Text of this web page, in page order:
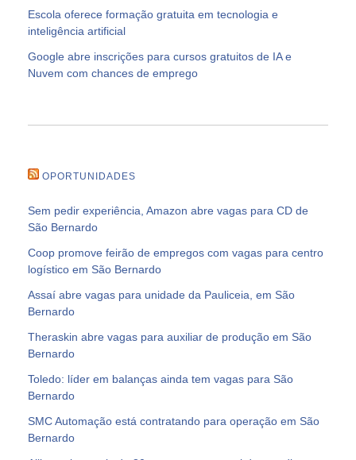
Escola oferece formação gratuita em tecnologia e
inteligência artificial
Google abre inscrições para cursos gratuitos de IA e
Nuvem com chances de emprego
OPORTUNIDADES
Sem pedir experiência, Amazon abre vagas para CD de
São Bernardo
Coop promove feirão de empregos com vagas para centro
logístico em São Bernardo
Assaí abre vagas para unidade da Pauliceia, em São
Bernardo
Theraskin abre vagas para auxiliar de produção em São
Bernardo
Toledo: líder em balanças ainda tem vagas para São
Bernardo
SMC Automação está contratando para operação em São
Bernardo